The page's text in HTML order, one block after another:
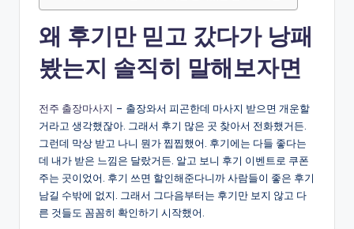
왜 후기만 믿고 갔다가 낭패
봤는지 솔직히 말해보자면
전주 출장마사지 – 출장와서 피곤한데 마사지 받으면 개운할
거라고 생각했잖아. 그래서 후기 많은 곳 찾아서 전화했거든.
그런데 막상 받고 나니 뭔가 찝찝했어. 후기에는 다들 좋다는
데 내가 받은 느낌은 달랐거든. 알고 보니 후기 이벤트로 쿠폰
주는 곳이었어. 후기 쓰면 할인해준다니까 사람들이 좋은 후기
남길 수밖에 없지. 그래서 그다음부터는 후기만 보지 않고 다
른 것들도 꼼꼼히 확인하기 시작했어.